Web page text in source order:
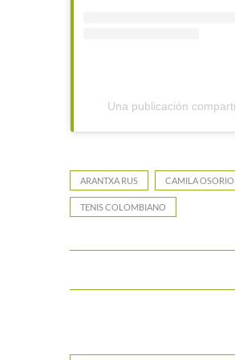
Una publicación
ARANTXA RUS CAMILA OSORIO
TENIS COLOMBIANO